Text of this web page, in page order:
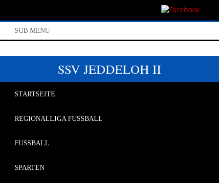
SUB MENU
SSV JEDDELOH II
STARTSEITE
REGIONALLIGA FUSSBALL
FUSSBALL
SPARTEN